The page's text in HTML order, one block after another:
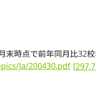
末時点で前年同月比32
Ja/200430.pdf